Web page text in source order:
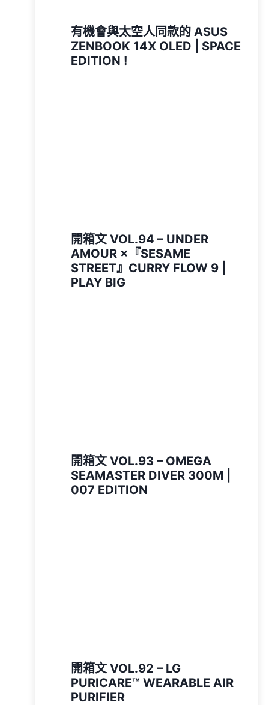
有機會與太空人同款的 ASUS
ZENBOOK 14X OLED | SPACE
EDITION !
開箱文 VOL.94 – UNDER
AMOUR ×『SESAME
STREET』CURRY FLOW 9 |
PLAY BIG
開箱文 VOL.93 – OMEGA
SEAMASTER DIVER 300M |
007 EDITION
開箱文 VOL.92 – LG
PURICARE™️ WEARABLE AIR
PURIFIER